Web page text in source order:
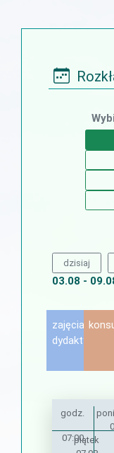
dzisiaj
03.08 -
zajęcia
dydaktyczne
godz.
piątek
07:00